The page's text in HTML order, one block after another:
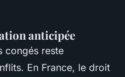
anticipée
congés reste
En France, le droit